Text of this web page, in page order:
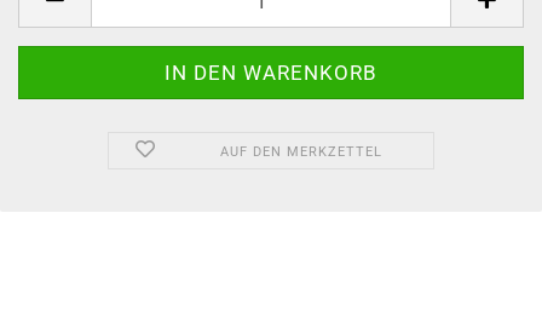
AUF DEN MERKZETTEL